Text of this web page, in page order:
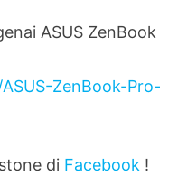
ASUS ZenBook
ZenBook-Pro-
di Facebook !